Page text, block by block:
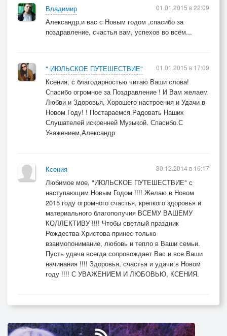
Владимир
Александр,и вас с Новым годом ,спасибо за
поздравление, счастья вам, успехов во всём...
01.01.2015 в 22:09
" ИЮЛЬСКОЕ ПУТЕШЕСТВИЕ"
Ксения, с благодарностью читаю Ваши слова!
Спасибо огромное за Поздравление ! И Вам желаем
Любви и Здоровья, Хорошего настроения и Удачи в
Новом Году! ! Постараемся Радовать Наших
Слушателей искренней Музыкой. Спасибо.С
Уважением,Александр
01.01.2015 в 17:09
Ксения
Любимое мое, "ИЮЛЬСКОЕ ПУТЕШЕСТВИЕ" с
наступающим Новым Годом !!!! Желаю в Новом
2015 году огромного счастья, крепкого здоровья и
материального благополучия ВСЕМУ ВАШЕМУ
КОЛЛЕКТИВУ !!!! Чтобы светлый праздник
Рождества Христова принес только
взаимопонимание, любовь и тепло в Ваши семьи.
Пусть удача всегда сопровождает Вас и все Ваши
начинания !!!! Здоровья, счастья и удачи в Новом
году !!!! С УВАЖЕНИЕМ И ЛЮБОВЬЮ, КСЕНИЯ.
30.12.2014 в 16:17